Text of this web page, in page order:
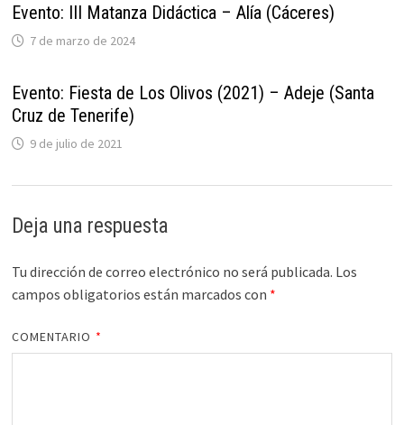
Evento: III Matanza Didáctica – Alía (Cáceres)
7 de marzo de 2024
Evento: Fiesta de Los Olivos (2021) – Adeje (Santa
Cruz de Tenerife)
9 de julio de 2021
Deja una respuesta
Tu dirección de correo electrónico no será publicada. Los
campos obligatorios están marcados con *
COMENTARIO *